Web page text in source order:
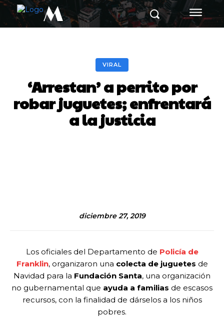
M
VIRAL
‘Arrestan’ a perrito por
robar juguetes; enfrentará
a la justicia
diciembre 27, 2019
Los oficiales del Departamento de Policía de
Franklin, organizaron una colecta de juguetes de
Navidad para la Fundación Santa, una organización
no gubernamental que ayuda a familias de escasos
recursos, con la finalidad de dárselos a los niños
pobres.